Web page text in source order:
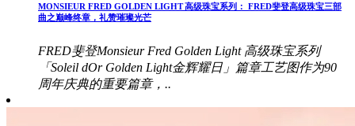
MONSIEUR FRED GOLDEN LIGHT 高级珠宝系列： FRED斐登高级珠宝三部
曲之巅峰终章，礼赞璀璨光芒
FRED斐登Monsieur Fred Golden Light 高级珠宝系列
「Soleil dOr Golden Light金辉耀日」篇章工艺图作为90
周年庆典的重要篇章，..